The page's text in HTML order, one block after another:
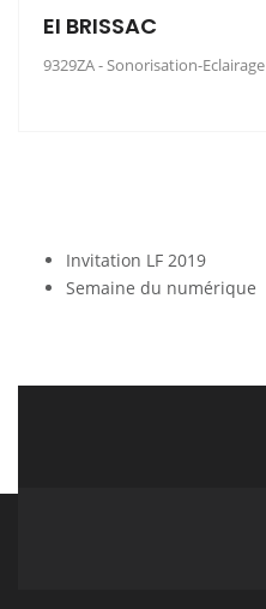
EI BRISSAC
9329ZA - Sonorisation-Eclairage
Invitation LF 2019
Semaine du numérique